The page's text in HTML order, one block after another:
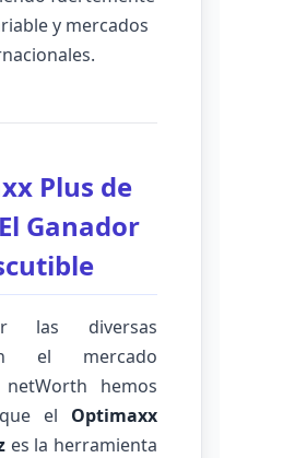
y mercados
Plus de
Ganador
las diversas
el mercado
hemos
el Optimaxx
es la herramienta